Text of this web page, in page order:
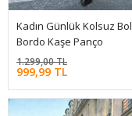
Kadın Günlük Kolsuz Bol
Bordo Kaşe Panço
999,99 TL
1.299,00 TL